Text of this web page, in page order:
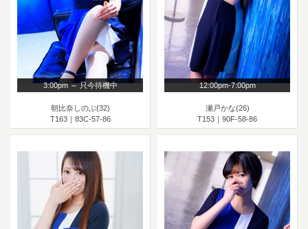
3:00pm ～ 只今待機中
朝比奈しのぶ(32)
T163｜83C-57-86
12:00pm-7:00pm
瀬戸かな(26)
T153｜90F-58-86